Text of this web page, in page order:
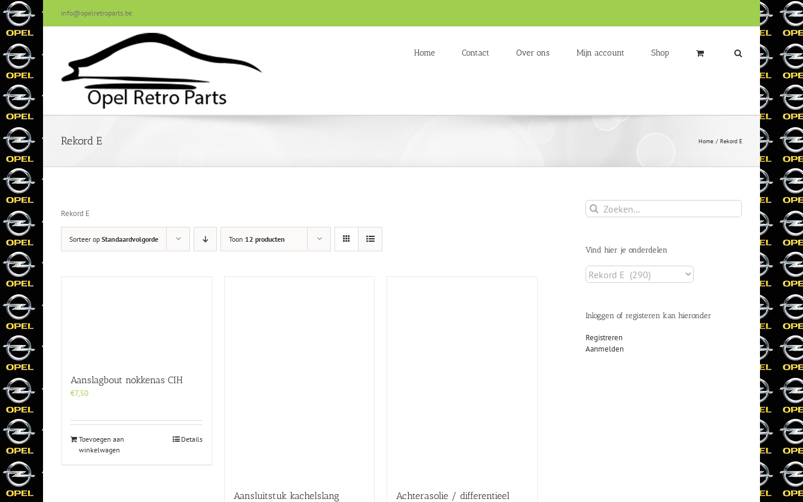
Skip
to
content
info@opelretroparts.be
Home Contact Over ons Mijn account Shop
Rekord E Home Rekord E
Rekord E
Sorteer op Standaardvolgorde Toon 12 producten
Aanslagbout nokkenas CIH
€7,50
Toevoegen aan
winkelwagen
Details
Aansluitstuk kachelslang
Achterasolie / differentieel
Zoeken
naar:
Vind hier je onderdelen
Inloggen of registeren kan hieronder
Registreren
Aanmelden